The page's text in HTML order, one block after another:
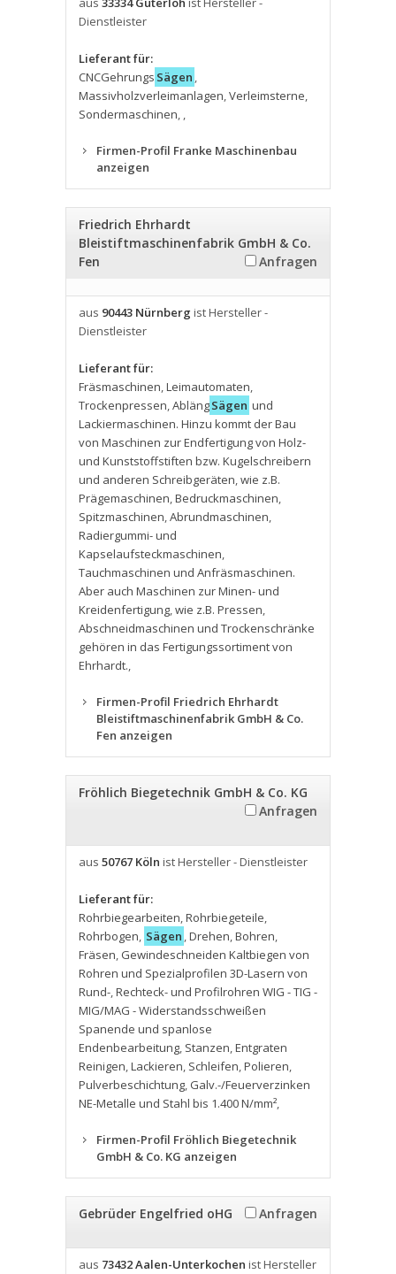
Dienstleister
Lieferant für:
CNCGehrungs Sägen ,
Massivholzverleimanlagen,Verleimsterne,
Sondermaschinen, ,
Firmen-Profil Franke Maschinenbau
anzeigen
Friedrich Ehrhardt
Bleistiftmaschinenfabrik GmbH & Co.
Fen
Anfragen
aus 90443 Nürnberg ist Hersteller -
Dienstleister
Lieferant für:
Fräsmaschinen,Leimautomaten,
Trockenpressen,AblängSägen und
Lackiermaschinen. Hinzu kommt der Bau
von Maschinen zur Endfertigung von Holz-
und Kunststoffstiften bzw. Kugelschreibern
und anderen Schreibgeräten,wie z.B.
Prägemaschinen,Bedruckmaschinen,
Spitzmaschinen,Abrundmaschinen,
Radiergummi- und
Kapselaufsteckmaschinen,
Tauchmaschinen und Anfräsmaschinen.
Aber auch Maschinen zur Minen- und
Kreidenfertigung,wie z.B. Pressen,
Abschneidmaschinen und Trockenschränke
gehören in das Fertigungssortiment von
Ehrhardt.,
Firmen-Profil Friedrich Ehrhardt
Bleistiftmaschinenfabrik GmbH & Co.
Fen anzeigen
Fröhlich Biegetechnik GmbH & Co. KG
Anfragen
aus 50767 Köln ist Hersteller - Dienstleister
Lieferant für:
Rohrbiegearbeiten,Rohrbiegeteile,
Rohrbogen, Sägen ,Drehen,Bohren,
Fräsen, Gewindeschneiden Kaltbiegen von
Rohren und Spezialprofilen 3D-Lasern von
Rund-,Rechteck- und Profilrohren WIG - TIG -
MIG/MAG - Widerstandsschweißen
Spanende und spanlose
Endenbearbeitung, Stanzen,Entgraten
Reinigen,Lackieren, Schleifen,Polieren,
Pulverbeschichtung, Galv.-/Feuerverzinken
NE-Metalle und Stahl bis 1.400 N/mm²,
Firmen-Profil Fröhlich Biegetechnik
GmbH & Co. KG anzeigen
Gebrüder Engelfried oHG Anfragen
aus 73432 Aalen-Unterkochen ist Hersteller